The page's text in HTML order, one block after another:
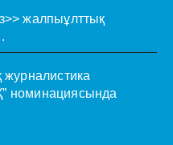
жалпыұлттық
номинациясында